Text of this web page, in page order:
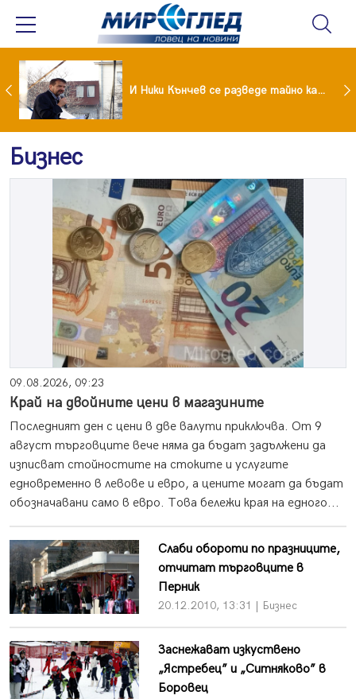
Най-малко 22 загинали при челен сблъсък между два автобуса И Ники Кънчев се разведе тайно като Геро
Бизнес
09.08.2026, 09:23
Край на двойните цени в магазините
Последният ден с цени в две валути приключва. От 9
август търговците вече няма да бъдат задължени да
изписват стойностите на стоките и услугите
едновременно в левове и евро, а цените могат да бъдат
обозначавани само в евро. Това бележи края на едного...
Слаби обороти по празниците,
отчитат търговците в
Перник
20.12.2010, 13:31 | Бизнес
Заснежават изкуствено
„Ястребец” и „Ситняково” в
Боровец